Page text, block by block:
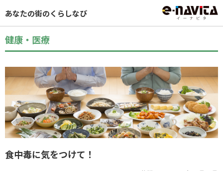
あなたの街のくらしなび
健康・医療
食中毒に気をつけて！